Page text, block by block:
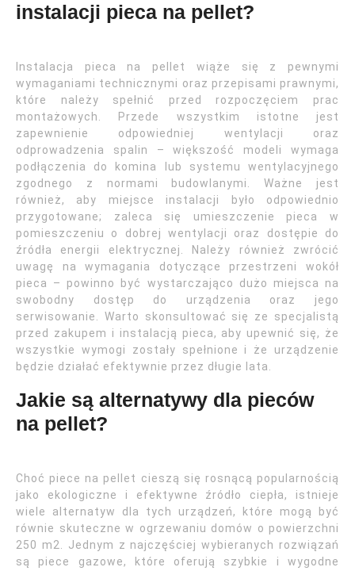
instalacji pieca na pellet?
Instalacja pieca na pellet wiąże się z pewnymi
wymaganiami technicznymi oraz przepisami prawnymi,
które należy spełnić przed rozpoczęciem prac
montażowych. Przede wszystkim istotne jest
zapewnienie odpowiedniej wentylacji oraz
odprowadzenia spalin – większość modeli wymaga
podłączenia do komina lub systemu wentylacyjnego
zgodnego z normami budowlanymi. Ważne jest
również, aby miejsce instalacji było odpowiednio
przygotowane; zaleca się umieszczenie pieca w
pomieszczeniu o dobrej wentylacji oraz dostępie do
źródła energii elektrycznej. Należy również zwrócić
uwagę na wymagania dotyczące przestrzeni wokół
pieca – powinno być wystarczająco dużo miejsca na
swobodny dostęp do urządzenia oraz jego
serwisowanie. Warto skonsultować się ze specjalistą
przed zakupem i instalacją pieca, aby upewnić się, że
wszystkie wymogi zostały spełnione i że urządzenie
będzie działać efektywnie przez długie lata.
Jakie są alternatywy dla pieców
na pellet?
Choć piece na pellet cieszą się rosnącą popularnością
jako ekologiczne i efektywne źródło ciepła, istnieje
wiele alternatyw dla tych urządzeń, które mogą być
równie skuteczne w ogrzewaniu domów o powierzchni
250 m2. Jednym z najczęściej wybieranych rozwiązań
są piece gazowe, które oferują szybkie i wygodne